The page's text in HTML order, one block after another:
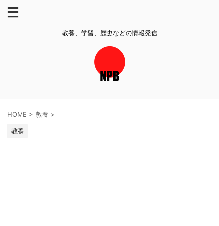
教養、学習、歴史などの情報発信
HOME > 教養 >
教養